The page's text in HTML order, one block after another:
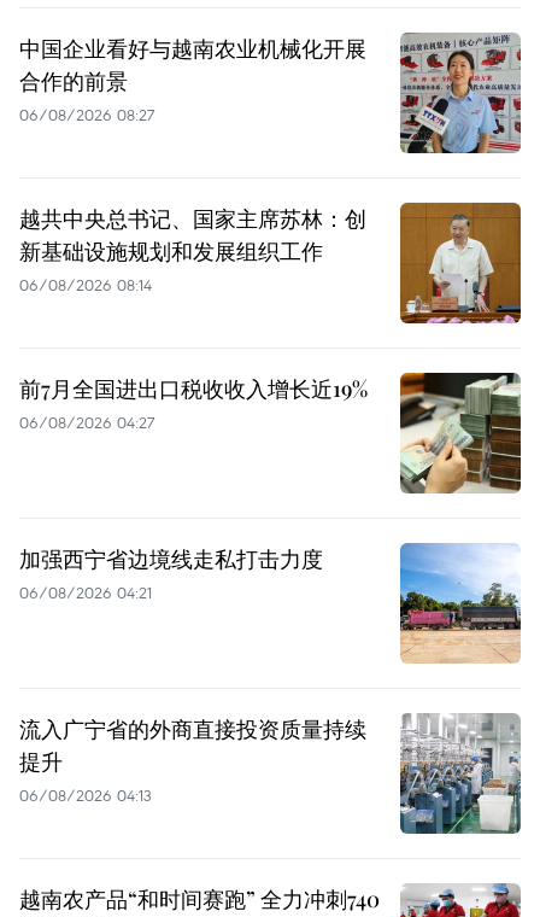
中国企业看好与越南农业机械化开展
合作的前景
06/08/2026 08:27
越共中央总书记、国家主席苏林：创
新基础设施规划和发展组织工作
06/08/2026 08:14
前7月全国进出口税收收入增长近19%
06/08/2026 04:27
加强西宁省边境线走私打击力度
06/08/2026 04:21
流入广宁省的外商直接投资质量持续
提升
06/08/2026 04:13
越南农产品“和时间赛跑” 全力冲刺740